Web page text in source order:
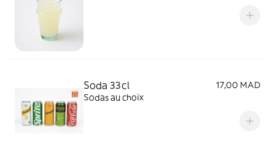
Soda 33cl
17,00 MAD
Sodas au choix